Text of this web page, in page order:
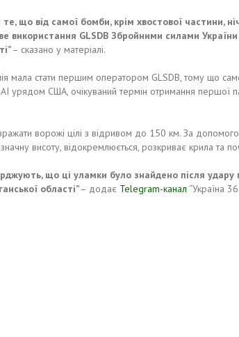
що від самої бомби, крім хвостової частини,
використання GLSDB Збройними силами
– сказано у матеріалі.
мала стати першим оператором GLSDB, тому що
урядом США, очікуваний термін отримання першої
ворожі цілі з відривом до 150 км. За
висоту, відокремлюється, розкриває крила та
що ці уламки було знайдено після удару
області”– додає Telegram-канал “Україна